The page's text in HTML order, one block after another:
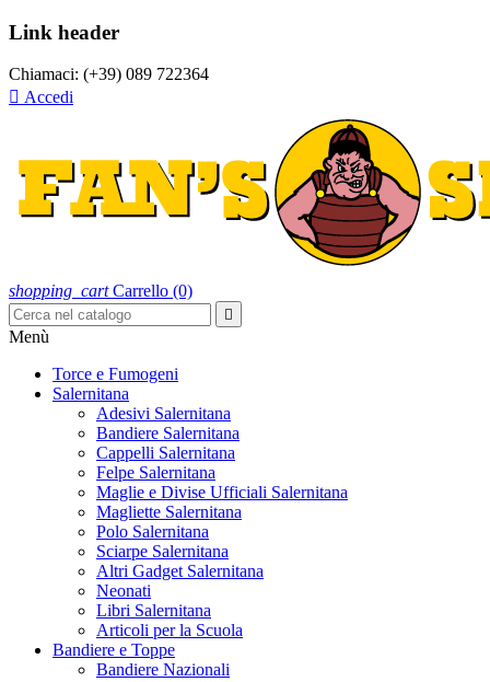
Link header
Chiamaci: (+39) 089 722364
 Accedi
shopping_cart Carrello (0)

Menù
Torce e Fumogeni
Salernitana
Adesivi Salernitana
Bandiere Salernitana
Cappelli Salernitana
Felpe Salernitana
Maglie e Divise Ufficiali Salernitana
Magliette Salernitana
Polo Salernitana
Sciarpe Salernitana
Altri Gadget Salernitana
Neonati
Libri Salernitana
Articoli per la Scuola
Bandiere e Toppe
Bandiere Nazionali